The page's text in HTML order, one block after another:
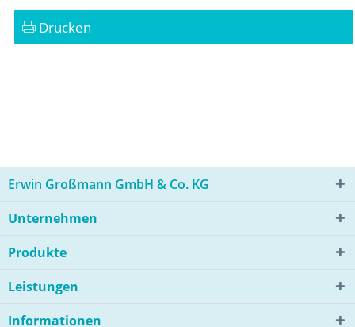
Drucken
Erwin Großmann GmbH & Co. KG
Unternehmen
Produkte
Leistungen
Informationen